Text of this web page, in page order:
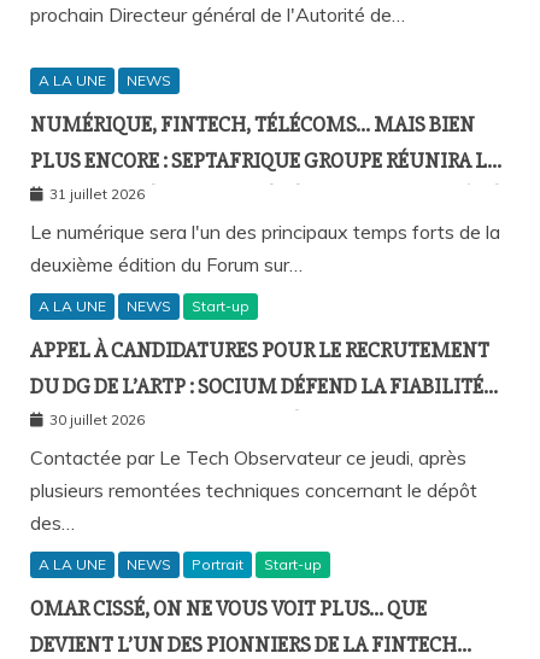
prochain Directeur général de l'Autorité de…
A LA UNE NEWS
NUMÉRIQUE, FINTECH, TÉLÉCOMS… MAIS BIEN
PLUS ENCORE : SEPTAFRIQUE GROUPE RÉUNIRA LE
GOTHA DE L’ÉCONOMIE SÉNÉGALAISE LE 10 AOÛT À
DAKAR
31 juillet 2026
Le numérique sera l'un des principaux temps forts de la
deuxième édition du Forum sur…
A LA UNE NEWS Start-up
APPEL À CANDIDATURES POUR LE RECRUTEMENT
DU DG DE L’ARTP : SOCIUM DÉFEND LA FIABILITÉ
DE SA PLATEFORME MALGRÉ PLUSIEURS
REMONTÉES TECHNIQUES
30 juillet 2026
Contactée par Le Tech Observateur ce jeudi, après
plusieurs remontées techniques concernant le dépôt
des…
A LA UNE NEWS Portrait Start-up
OMAR CISSÉ, ON NE VOUS VOIT PLUS… QUE
DEVIENT L’UN DES PIONNIERS DE LA FINTECH